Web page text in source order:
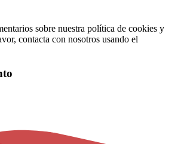
sobre nuestra política de cookies y
contacta con nosotros usando el